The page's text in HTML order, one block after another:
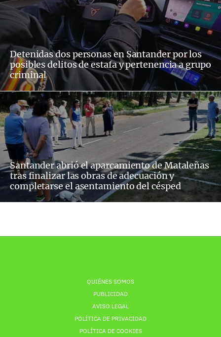
Detenidas dos personas en Santander por los
posibles delitos de estafa y pertenencia a grupo
criminal
Santander abrió el aparcamiento de Mataleñas
tras finalizar las obras de adecuación y
completarse el asentamiento del césped
QUIÉNES SOMOS
PUBLICIDAD
AVISO LEGAL
POLÍTICA DE PRIVACIDAD
POLÍTICA DE COOKIES